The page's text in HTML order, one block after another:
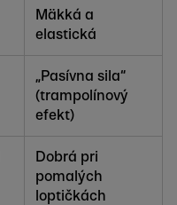
Mäkká a
elastická
„Pasívna sila“
(trampolínový
efekt)
Dobrá pri
pomalých
loptičkách